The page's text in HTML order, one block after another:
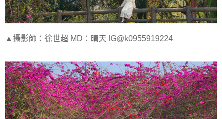
▲攝影師：徐世超 MD：晴天 IG@k0955919224